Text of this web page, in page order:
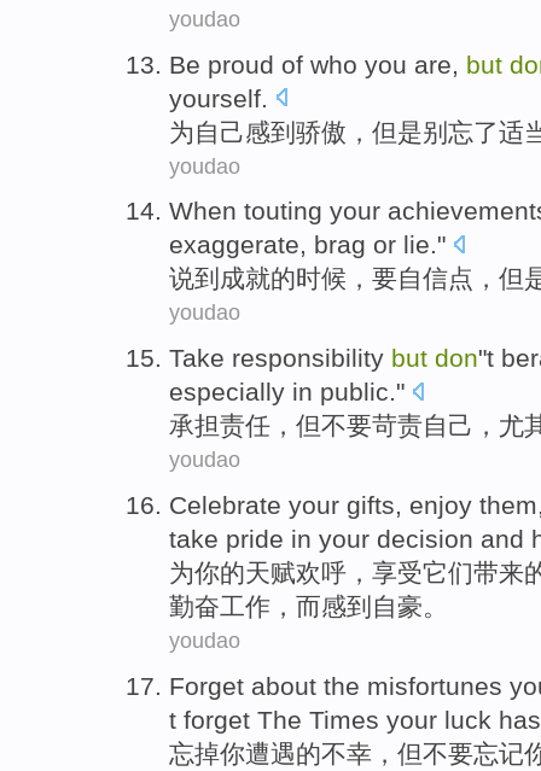
youdao
Be proud of who you are, but
yourself.
为 自己感到骄傲 ， 但是别 忘了适
youdao
When touting your
exaggerate, brag or lie."
说到 成就的时候 ， 要自信点 ， 但
youdao
Take responsibility but don"t
especially in public."
承担责任， 但不要苛责自己， 尤
youdao
Celebrate your gifts, enjoy them
take pride in your decision and
为你的天赋欢呼 ， 享受它们带来
勤奋工作 ，而感到 自豪。
youdao
Forget about the misfortunes
t forget The Times your luck
忘掉你遭遇的不幸 ， 但不要忘记